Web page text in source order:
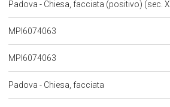
Padova - Chiesa, facciata (positivo) (sec.
MPI6074063
MPI6074063
Padova - Chiesa, facciata